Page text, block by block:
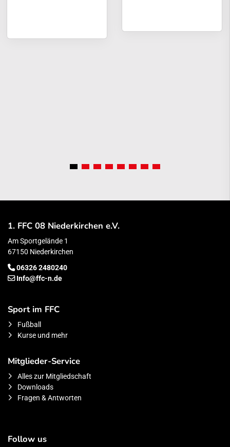
1. FFC 08 Niederkirchen e.V.
Am Sportgelände 1
67150 Niederkirchen
06326 2480240
Info@ffc-n.de
Sport im FFC
Fußball
Kurse und mehr
Mitglieder-Service
Alles zur Mitgliedschaft
Downloads
Fragen & Antworten
Follow us